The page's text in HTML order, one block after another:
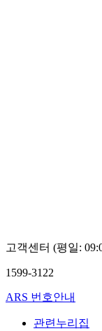
고객센터 (평일:
1599-3122
ARS 번호안내
관련누리집